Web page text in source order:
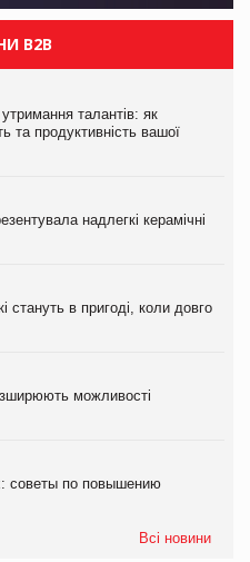
B2B
талантів: як
та продуктивність вашої
надлегкі керамічні
стануть в пригоді, коли довго
можливості
советы по повышению
Всі новини